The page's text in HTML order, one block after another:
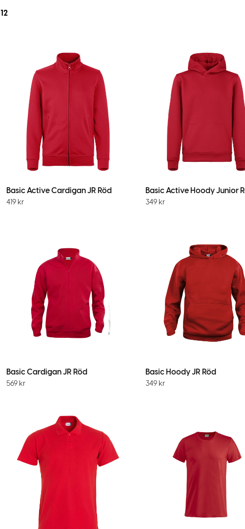
12
Basic Active Cardigan JR Röd
419 kr
Basic Active Hoody Junior
349 kr
Basic Cardigan JR Röd
569 kr
Basic Hoody JR Röd
349 kr